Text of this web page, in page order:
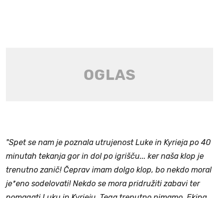
"Spet se nam je poznala utrujenost Luke in Kyrieja po 40
minutah tekanja gor in dol po igrišču... ker naša klop je
trenutno zanič! Čeprav imam dolgo klop, bo nekdo moral
je*eno sodelovati! Nekdo se mora pridružiti zabavi ter